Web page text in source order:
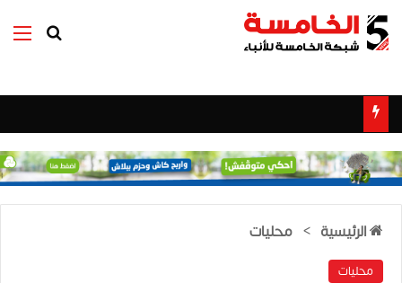
بحث عن
الرئيسية > محليات
محليات